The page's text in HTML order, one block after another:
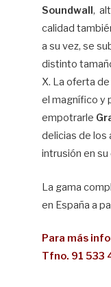
Soundwall ,
calidad
a su vez, se
distinto
X. La oferta
el magnífico y
empotrarle
delicias de los
intrusión en
La gama
en España a
Para más
Tfno. 91 533